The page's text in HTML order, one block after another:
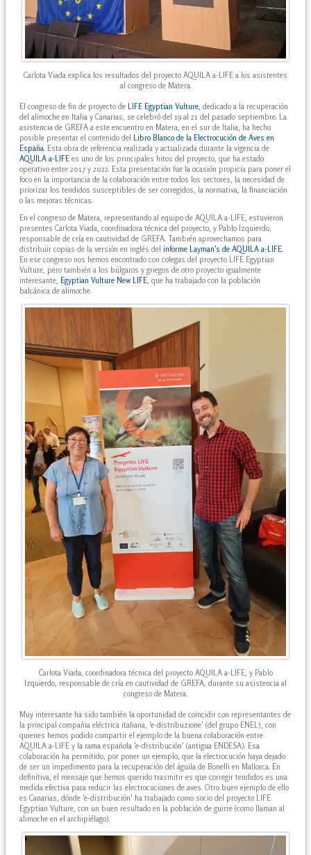
Carlota Viada explica los resultados del proyecto AQUILA a-LIFE a los asistentes
al congreso de Matera.
El congreso de fin de proyecto de LIFE Egyptian Vulture, dedicado a la recuperación
del alimoche en Italia y Canarias, se celebró del 19 al 21 del pasado septiembre. La
asistencia de GREFA a este encuentro en Matera, en el sur de Italia, ha hecho
posible presentar el contenido del Libro Blanco de la Electrocución de Aves en
España. Esta obra de referencia realizada y actualizada durante la vigencia de
AQUILA a-LIFE es uno de los principales hitos del proyecto, que ha estado
operativo entre 2017 y 2022. Esta presentación fue la ocasión propicia para poner el
foco en la importancia de la colaboración entre todos los sectores, la necesidad de
priorizar los tendidos susceptibles de ser corregidos, la normativa, la financiación
o las mejoras técnicas.
En el congreso de Matera, representando al equipo de AQUILA a-LIFE, estuvieron
presentes Carlota Viada, coordinadora técnica del proyecto, y Pablo Izquierdo,
responsable de cría en cautividad de GREFA. También aprovechamos para
distribuir copias de la versión en inglés del informe Layman’s de AQUILA a-LIFE.
En ese congreso nos hemos encontrado con colegas del proyecto LIFE Egyptian
Vulture, pero también a los búlgaros y griegos de otro proyecto igualmente
interesante, Egyptian Vulture New LIFE, que ha trabajado con la población
balcánica de alimoche.
Carlota Viada, coordinadora técnica del proyecto AQUILA a-LIFE, y Pablo
Izquierdo, responsable de cría en cautividad de GREFA, durante su asistencia al
congreso de Matera.
Muy interesante ha sido también la oportunidad de coincidir con representantes de
la principal compañia eléctrica italiana, 'e-distribuzione' (del grupo ENEL), con
quienes hemos podido compartir el ejemplo de la buena colaboración entre
AQUILA a-LIFE y la rama española 'e-distribución' (antigua ENDESA). Esa
colaboración ha permitido, por poner un ejemplo, que la electrocución haya dejado
de ser un impedimento para la recuperación del águila de Bonelli en Mallorca. En
definitiva, el mensaje que hemos querido trasmitir es que corregir tendidos es una
medida efectiva para reducir las electrocuciones de aves. Otro buen ejemplo de ello
es Canarias, dónde 'e-distribución' ha trabajado como socio del proyecto LIFE
Egyptian Vulture, con un buen resultado en la población de guirre (como llaman al
alimoche en el archipiélago).